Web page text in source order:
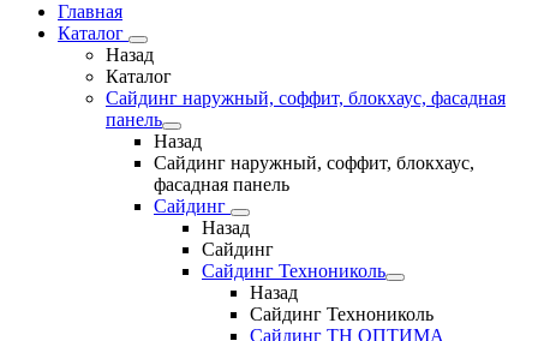
Главная
Каталог
Назад
Каталог
Сайдинг наружный, соффит, блокхаус, фасадная
панель
Назад
Сайдинг наружный, соффит, блокхаус,
фасадная панель
Сайдинг
Назад
Сайдинг
Сайдинг Технониколь
Назад
Сайдинг Технониколь
Сайдинг ТН ОПТИМА